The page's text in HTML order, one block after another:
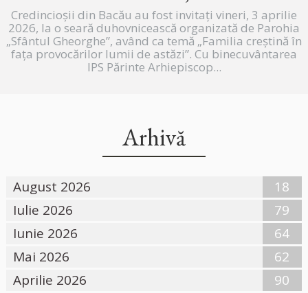
Credincioșii din Bacău au fost invitați vineri, 3 aprilie
2026, la o seară duhovnicească organizată de Parohia
„Sfântul Gheorghe”, având ca temă „Familia creștină în
fața provocărilor lumii de astăzi”. Cu binecuvântarea
IPS Părinte Arhiepiscop...
Arhivă
August 2026
18
Iulie 2026
79
Iunie 2026
64
Mai 2026
62
Aprilie 2026
90